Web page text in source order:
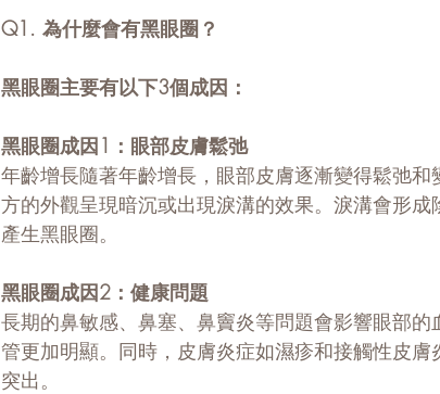
Q1. 為什麼會有黑眼圈？
黑眼圈主要有以下3個成因：
黑眼圈成因1：眼部皮膚鬆弛
年齡增長隨著年齡增長，眼部皮膚逐漸變得鬆弛
方的外觀呈現暗沉或出現淚溝的效果。淚溝會形
產生黑眼圈。
黑眼圈成因2：健康問題
長期的鼻敏感、鼻塞、鼻竇炎等問題會影響眼部
管更加明顯。同時，皮膚炎症如濕疹和接觸性皮
突出。